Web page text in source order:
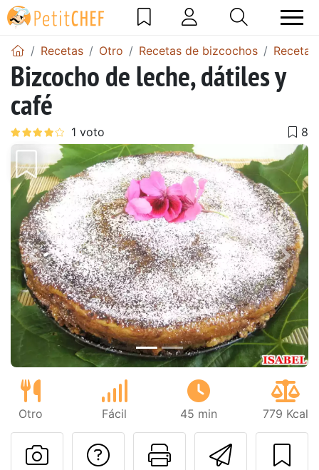
Recetas Otro Recetas de bizcochos
Bizcocho de leche, dátiles y
café
Anterior
Otro Fácil 45 min 779 Kcal
Imprimir
Preguntar al autor